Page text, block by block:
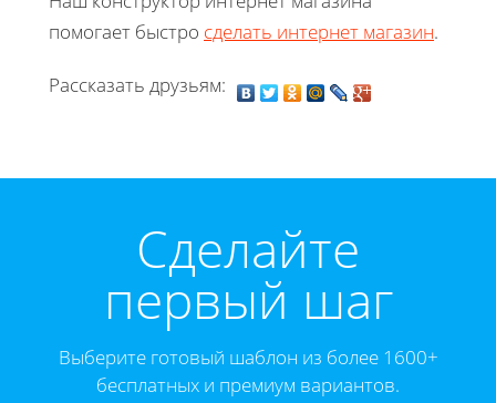
помогает быстро сделать интернет магазин.
Рассказать друзьям:
Cделайте
первый шаг
Выберите готовый шаблон из более 1600+
бесплатных и премиум вариантов.